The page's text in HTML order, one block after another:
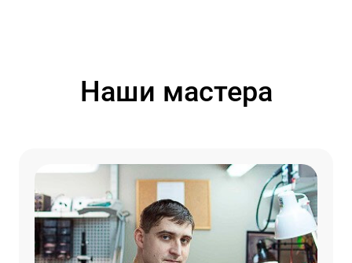
Наши мастера